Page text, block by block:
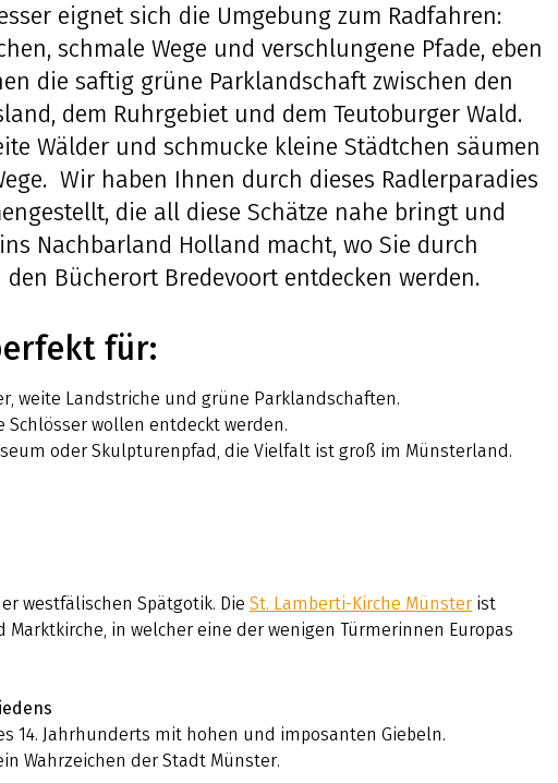
eignet sich die Umgebung zum Radfahren:
schmale Wege und verschlungene Pfade, eben
die saftig grüne Parklandschaft zwischen den
dem Ruhrgebiet und dem Teutoburger Wald.
Wälder und schmucke kleine Städtchen säumen
Wir haben Ihnen durch dieses Radlerparadies
die all diese Schätze nahe bringt und
Nachbarland Holland macht, wo Sie durch
Bücherort Bredevoort entdecken werden.
für:
weite Landstriche und grüne Parklandschaften.
Schlösser wollen entdeckt werden.
oder Skulpturenpfad, die Vielfalt ist groß im Münsterland.
westfälischen Spätgotik. DieSt. Lamberti-Kirche Münster ist
in welcher eine der wenigen Türmerinnen Europas
14. Jahrhunderts mit hohen und imposanten Giebeln.
Wahrzeichen der Stadt Münster.